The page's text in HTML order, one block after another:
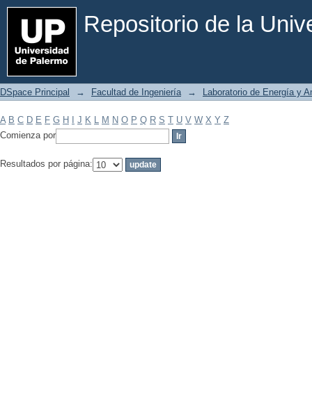
Repositorio de la
Filtrar por: Materia
DSpace Principal → Facultad de Ingeniería → Laboratorio de Energía y
A B C D E F G H J K L M N O P Q R S T U V W X Y Z
Comienza por
Resultados por página: